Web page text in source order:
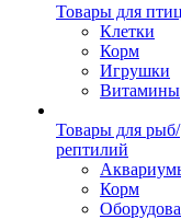
Товары для птиц
Клетки
Корм
Игрушки
Витамины
Товары для рыб/
рептилий
Корм